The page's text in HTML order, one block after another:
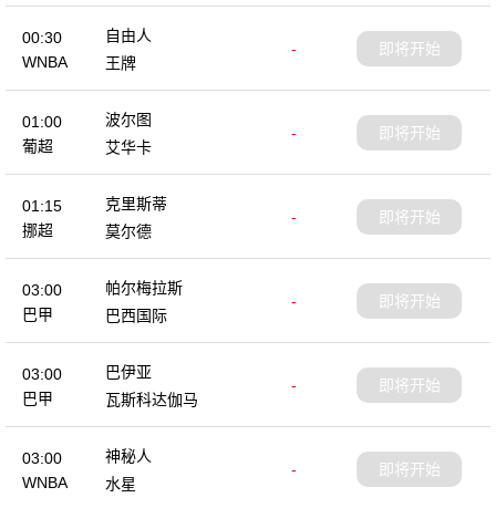
00:30
WNBA
自由人
-
王牌
即将开始
01:00
葡超
波尔图
-
艾华卡
即将开始
01:15
挪超
克里斯蒂
-
莫尔德
即将开始
03:00
巴甲
帕尔梅拉斯
-
巴西国际
即将开始
03:00
巴甲
巴伊亚
-
瓦斯科达伽马
即将开始
03:00
WNBA
神秘人
-
水星
即将开始